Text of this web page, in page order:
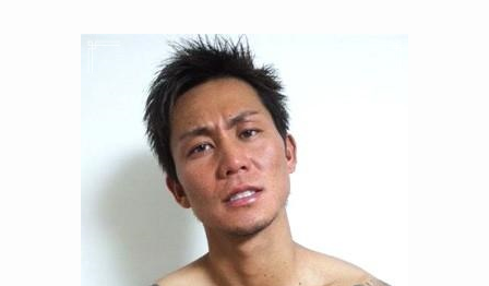
誰かも調査！
高木豊の妻は宮内千早！再婚
の馴れ初めに元嫁との結婚や
離婚もまとめた！